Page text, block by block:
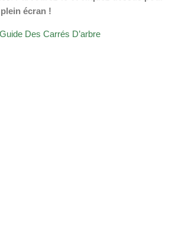
écran !
Guide Des Carrés D’arbre